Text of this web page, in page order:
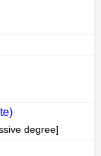
degree]